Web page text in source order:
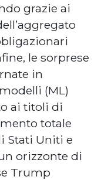
grazie ai
le sorprese
in
(ML)
ai titoli di
totale
Stati Uniti e
orizzonte di
Trump